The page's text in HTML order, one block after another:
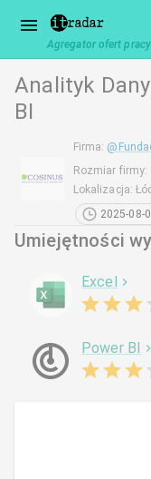
Agregator ofert
Analityk
BI
Firma: @
Rozmiar firmy:
Lokalizacja:
2025-08-
Umiejętności
Excel
Power BI